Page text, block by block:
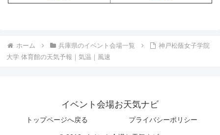
ホーム 兵庫県のイベント会場一覧
神戸松蔭女子学院
大学 体育館の天気予報｜気温｜風速
イベント会場お天気ナビ
トップページへ戻る プライバシーポリシー